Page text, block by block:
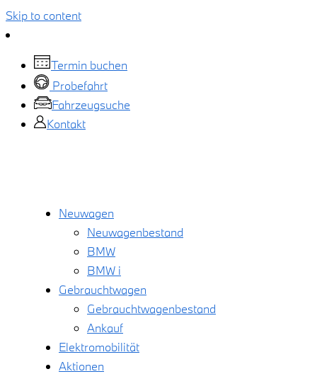
Skip to content
Termin buchen
Probefahrt
Fahrzeugsuche
Kontakt
Neuwagen
Neuwagenbestand
BMW
BMW i
Gebrauchtwagen
Gebrauchtwagenbestand
Ankauf
Elektromobilität
Aktionen